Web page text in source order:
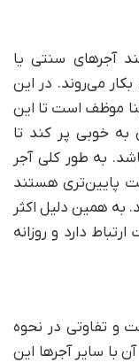
آجر‌های سنتی یا
‌می‌روند. در این
موظف است تا این
به خوبی پر کند تا
به طور کلی آجر
پایین‌تری هستند
به همین دلیل اکثر
دارد و روزانه
و تفاوتی در نحوه
با سایر آجر‌ها این